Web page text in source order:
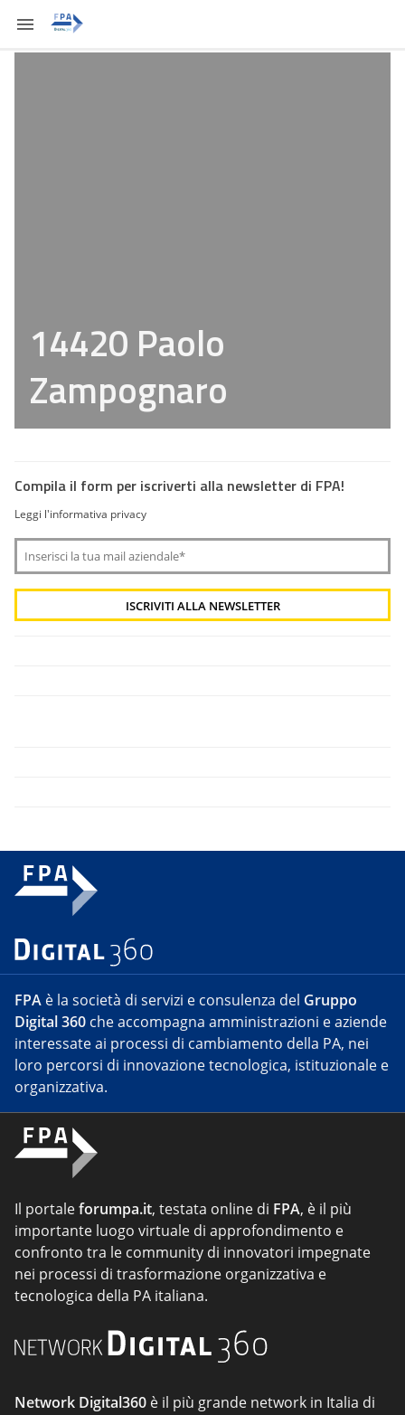
14420 Paolo
Zampognaro
Compila il form per iscriverti alla newsletter di FPA!
Leggi l'informativa privacy
FPA è la società di servizi e consulenza del Gruppo
Digital 360 che accompagna amministrazioni e aziende
interessate ai processi di cambiamento della PA, nei
loro percorsi di innovazione tecnologica, istituzionale e
organizzativa.
Il portaleforumpa.it, testata online di FPA, è il più
importante luogo virtuale di approfondimento e
confronto tra le community di innovatori impegnate
nei processi di trasformazione organizzativa e
tecnologica della PA italiana.
Network Digital360 è il più grande network in Italia di